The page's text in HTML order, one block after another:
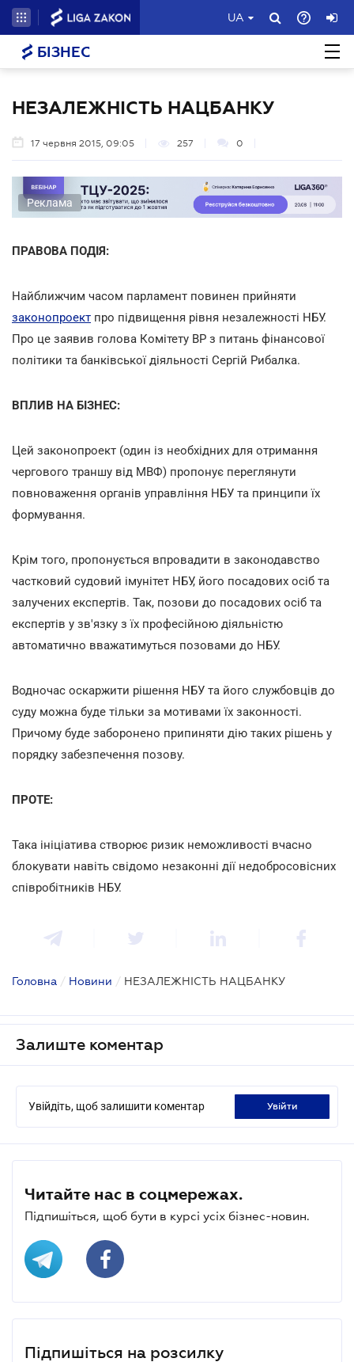
UA
БІЗНЕС
НЕЗАЛЕЖНІСТЬ НАЦБАНКУ
17 червня 2015, 09:05 257 0
Реклама
ПРАВОВА ПОДІЯ:
Найближчим часом парламент повинен прийняти
законопроект про підвищення рівня незалежності НБУ.
Про це заявив голова Комітету ВР з питань фінансової
політики та банківської діяльності Сергій Рибалка.
ВПЛИВ НА БІЗНЕС:
Цей законопроект (один із необхідних для отримання
чергового траншу від МВФ) пропонує переглянути
повноваження органів управління НБУ та принципи їх
формування.
Крім того, пропонується впровадити в законодавство
частковий судовий імунітет НБУ, його посадових осіб та
залучених експертів. Так, позови до посадових осіб та
експертів у зв'язку з їх професійною діяльністю
автоматично вважатимуться позовами до НБУ.
Водночас оскаржити рішення НБУ та його службовців до
суду можна буде тільки за мотивами їх законності.
Причому буде заборонено припиняти дію таких рішень у
порядку забезпечення позову.
ПРОТЕ:
Така ініціатива створює ризик неможливості вчасно
блокувати навіть свідомо незаконні дії недобросовісних
співробітників НБУ.
Головна / Новини / НЕЗАЛЕЖНІСТЬ НАЦБАНКУ
Залиште коментар
Увійдіть, щоб залишити коментар увійти
Читайте нас в соцмережах.
Підпишіться, щоб бути в курсі усіх бізнес-новин.
Підпишіться на розсилку